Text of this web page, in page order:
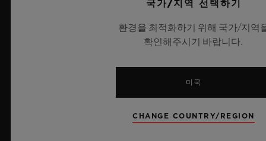
투명한 사파이어로 제작된 이번 모델은 100피스 리미티드 에디션
로의 자체 개발 MECA-10 무브먼트를 탑재했으며, 뛰어난 기술
력과 탁월한 디자인 역량을 보여주는 작품으로 끝없이 펼쳐진 여
국가/지역 선택하기
환경을 최적화하기 위해 국가/지역
확인해주시기 바랍니다.
미국
CHANGE COUNTRY/REGION